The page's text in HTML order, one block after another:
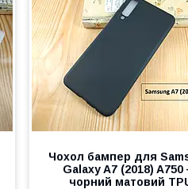
Чохол бампер для
Galaxy A7 (2018)
чорний матовий